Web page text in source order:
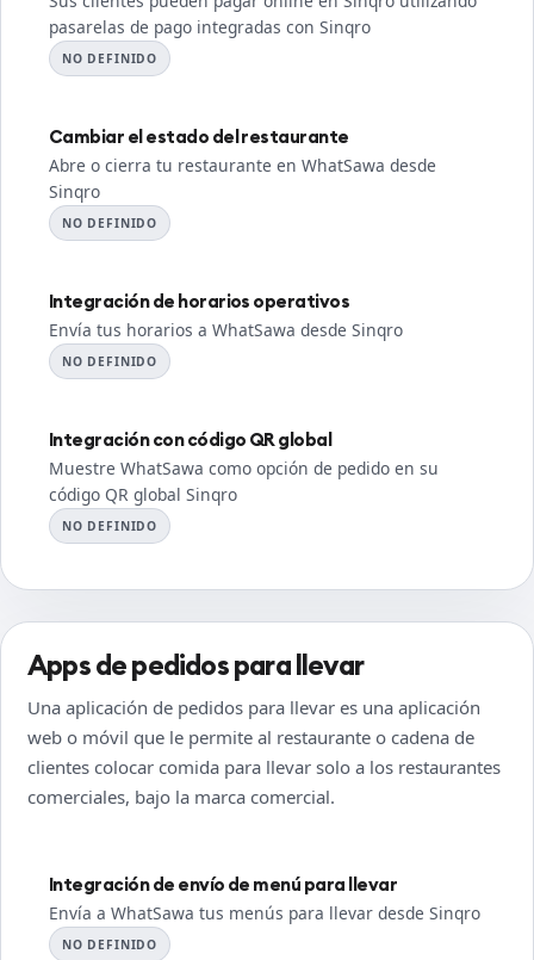
pasarelas de pago integradas con Sinqro
NO DEFINIDO
Cambiar el estado del restaurante
Abre o cierra tu restaurante en WhatSawa desde
Sinqro
NO DEFINIDO
Integración de horarios operativos
Envía tus horarios a WhatSawa desde Sinqro
NO DEFINIDO
Integración con código QR global
Muestre WhatSawa como opción de pedido en su
código QR global Sinqro
NO DEFINIDO
Apps de pedidos para llevar
Una aplicación de pedidos para llevar es una aplicación
web o móvil que le permite al restaurante o cadena de
clientes colocar comida para llevar solo a los restaurantes
comerciales, bajo la marca comercial.
Integración de envío de menú para llevar
Envía a WhatSawa tus menús para llevar desde Sinqro
NO DEFINIDO